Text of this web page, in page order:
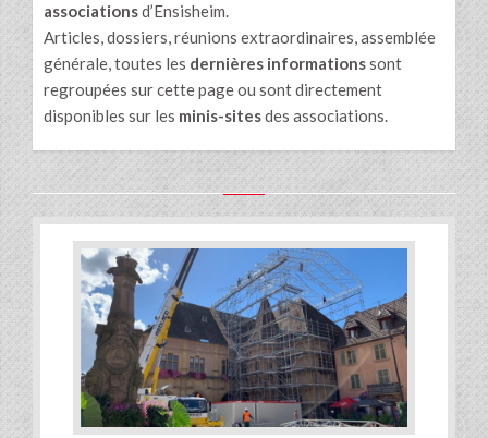
associationsd’Ensisheim.
Articles, dossiers, réunions extraordinaires, assemblée
générale, toutes les dernières informationssont
regroupées sur cette page ou sont directement
disponibles sur les minis-sitesdes associations.